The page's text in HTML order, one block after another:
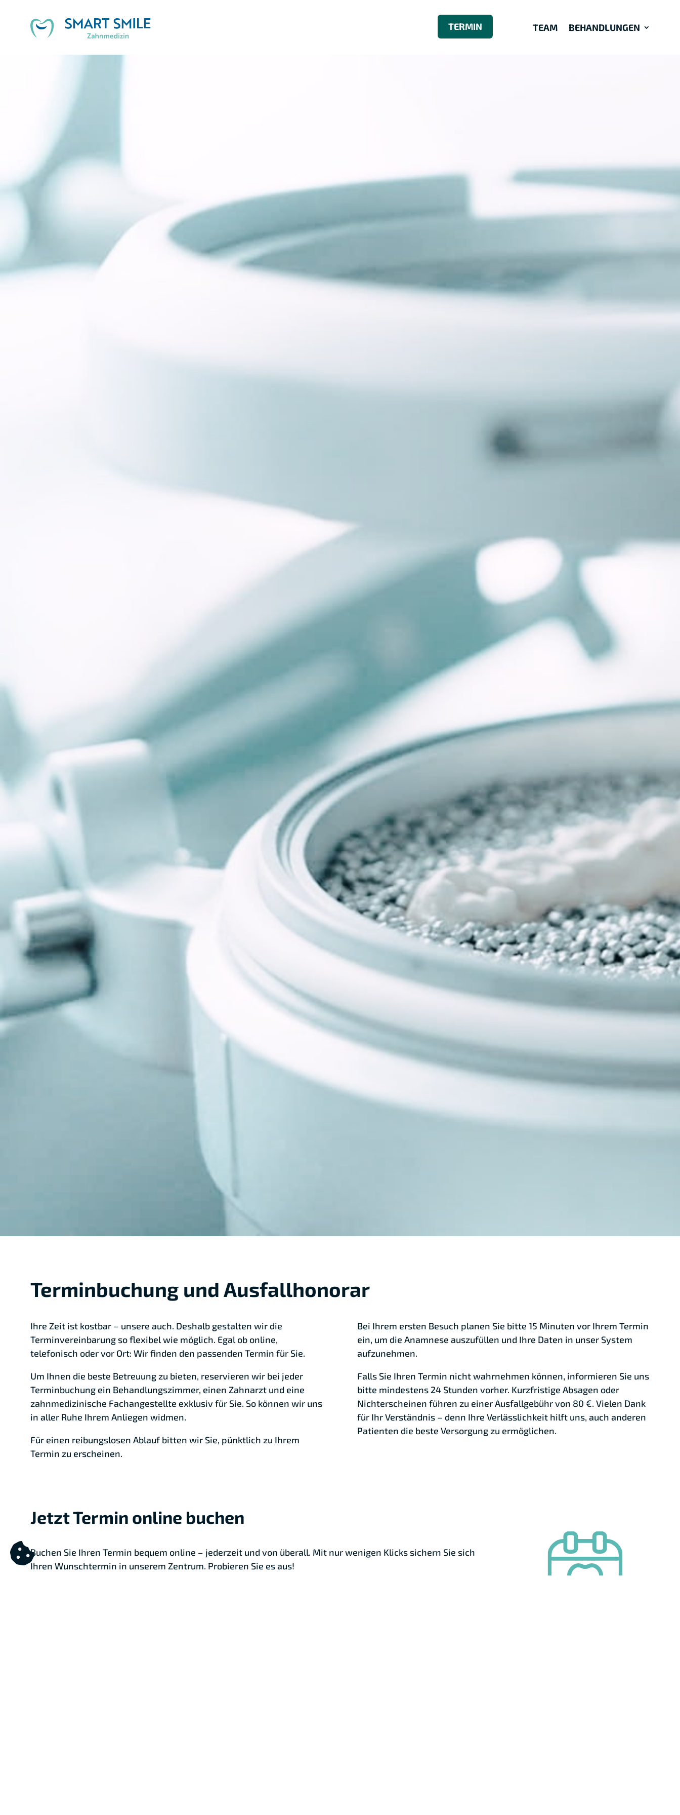
TEAM BEHANDLUNGEN
TERMIN
Terminbuchung und Ausfallhonorar
Ihre Zeit ist kostbar – unsere auch. Deshalb gestalten wir die
Terminvereinbarung so flexibel wie möglich. Egal ob online,
telefonisch oder vor Ort: Wir finden den passenden Termin für Sie.
Um Ihnen die beste Betreuung zu bieten, reservieren wir bei jeder
Terminbuchung ein Behandlungszimmer, einen Zahnarzt und eine
zahnmedizinische Fachangestellte exklusiv für Sie. So können wir uns
in aller Ruhe Ihrem Anliegen widmen.
Für einen reibungslosen Ablauf bitten wir Sie, pünktlich zu Ihrem
Termin zu erscheinen.
Bei Ihrem ersten Besuch planen Sie bitte 15 Minuten vor Ihrem Termin
ein, um die Anamnese auszufüllen und Ihre Daten in unser System
aufzunehmen.
Falls Sie Ihren Termin nicht wahrnehmen können, informieren Sie uns
bitte mindestens 24 Stunden vorher. Kurzfristige Absagen oder
Nichterscheinen führen zu einer Ausfallgebühr von 80 €. Vielen Dank
für Ihr Verständnis – denn Ihre Verlässlichkeit hilft uns, auch anderen
Patienten die beste Versorgung zu ermöglichen.
Jetzt Termin online buchen
Buchen Sie Ihren Termin bequem online – jederzeit und von überall. Mit nur wenigen Klicks sichern Sie sich
Ihren Wunschtermin in unserem Zentrum. Probieren Sie es aus!